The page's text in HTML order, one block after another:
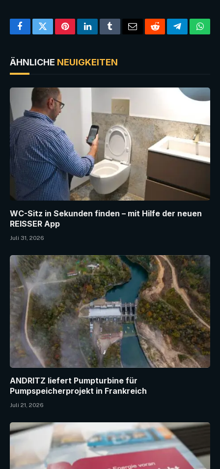
FacebookTwitterPinterestLinkedInTumblrEmailRedditTelegram
ÄHNLICHE NEUIGKEITEN
WC-Sitz in Sekunden finden – mit Hilfe der neuen
REISSER App
Juli 31, 2026
ANDRITZ liefert Pumpturbine für
Pumpspeicherprojekt in Frankreich
Juli 21, 2026